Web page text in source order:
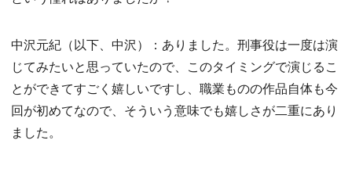
中沢元紀（以下、中沢）：ありました。刑事役は一度は演
じてみたいと思っていたので、このタイミングで演じるこ
とができてすごく嬉しいですし、職業ものの作品自体も今
回が初めてなので、そういう意味でも嬉しさが二重にあり
ました。